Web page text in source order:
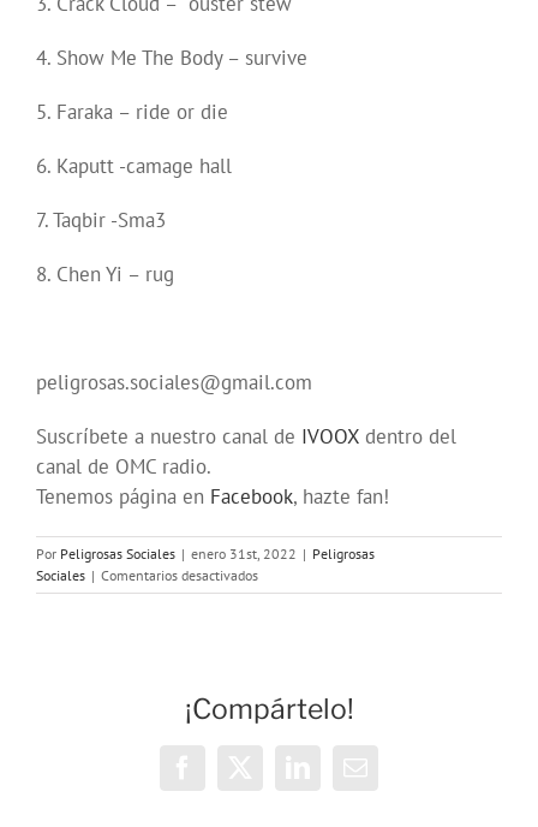
4. Show Me The Body – survive
5. Faraka – ride or die
6. Kaputt -camage hall
7. Taqbir -Sma3
8. Chen Yi – rug
peligrosas.sociales@gmail.com
Suscríbete a nuestro canal de IVOOX dentro del
canal de OMC radio.
Tenemos página en Facebook, hazte fan!
Por Peligrosas Sociales | enero 31st, 2022 | Peligrosas
Sociales | Comentarios desactivadosen
Programa
de
Peligrosas
¡Compártelo!